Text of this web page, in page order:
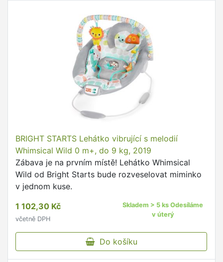
BRIGHT STARTS Lehátko vibrující s melodií
Whimsical Wild 0 m+, do 9 kg, 2019
Zábava je na prvním místě! Lehátko Whimsical
Wild od Bright Starts bude rozveselovat miminko
v jednom kuse.
1 102,30 Kč
včetně DPH
Skladem > 5 ks Odesíláme
v úterý
Do košíku